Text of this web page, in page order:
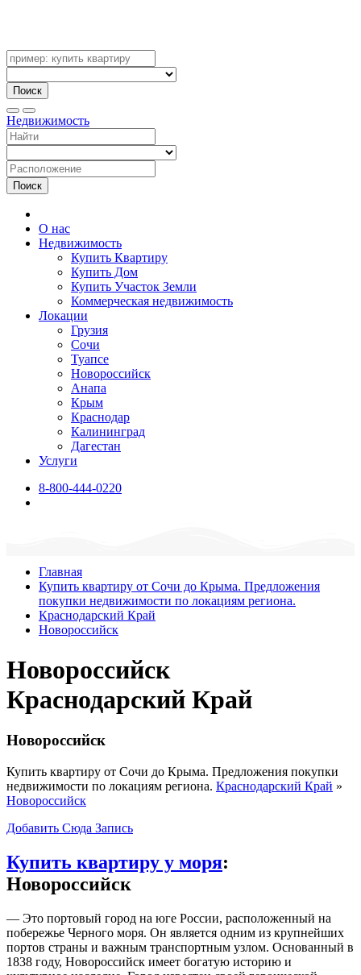
Поиск
Недвижимость
Поиск
О нас
Недвижимость
Купить Квартиру
Купить Дом
Купить Участок Земли
Коммерческая недвижимость
Локации
Грузия
Сочи
Туапсе
Новороссийск
Анапа
Крым
Краснодар
Калининград
Дагестан
Услуги
8-800-444-0220
Главная
Купить квартиру от Сочи до Крыма. Предложения
покупки недвижимости по локациям региона.
Краснодарский Край
Новороссийск
Новороссийск
Краснодарский Край
Новороссийск
Купить квартиру от Сочи до Крыма. Предложения покупки
недвижимости по локациям региона. Краснодарский Край »
Новороссийск
Добавить Сюда Запись
Купить квартиру у моря:
Новороссийск
— Это портовый город на юге России, расположенный на
побережье Черного моря. Он является одним из крупнейших
портов страны и важным транспортным узлом. Основанный в
1838 году, Новороссийск имеет богатую историю и